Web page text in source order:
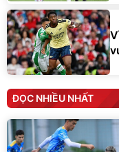
ĐỌC NHIỀU NHẤT